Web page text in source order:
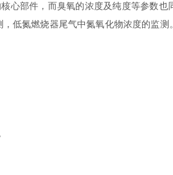
心部件，而臭氧的浓度及纯度等参数
氮燃烧器尾气中氮氧化物浓度的监测